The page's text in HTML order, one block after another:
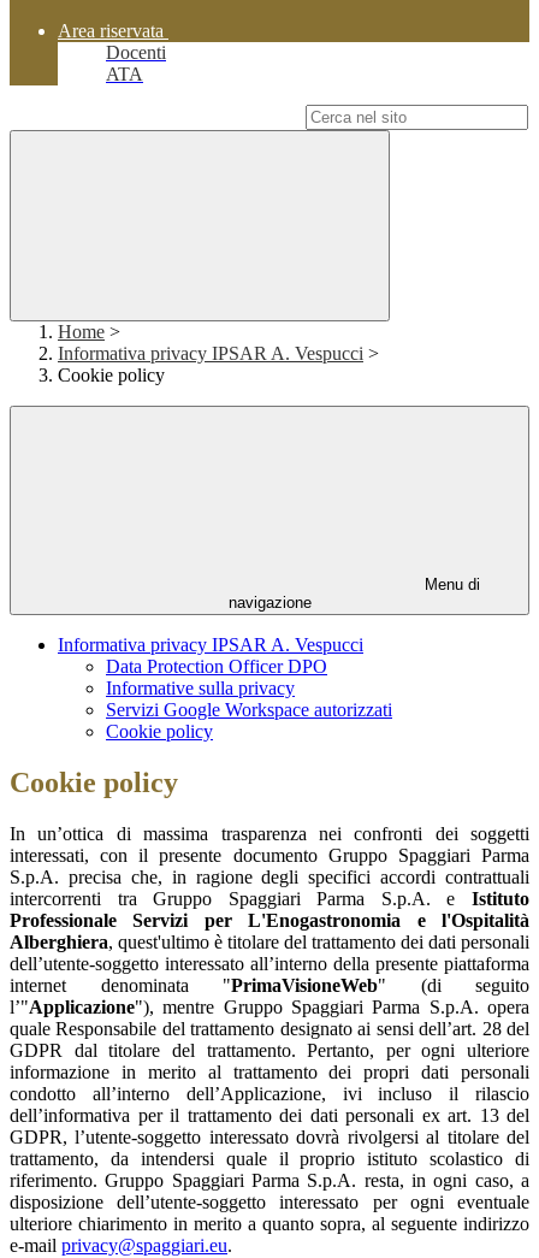
Area riservata
Docenti
ATA
Home >
Informativa privacy IPSAR A. Vespucci >
Cookie policy
Menu di
navigazione
Informativa privacy IPSAR A. Vespucci
Data Protection Officer DPO
Informative sulla privacy
Servizi Google Workspace autorizzati
Cookie policy
Cookie policy
In un’ottica di massima trasparenza nei confronti dei soggetti
interessati, con il presente documento Gruppo Spaggiari Parma
S.p.A. precisa che, in ragione degli specifici accordi contrattuali
intercorrenti tra Gruppo Spaggiari Parma S.p.A. e Istituto
Professionale Servizi per L'Enogastronomia e l'Ospitalità
Alberghiera, quest'ultimo è titolare del trattamento dei dati personali
dell’utente-soggetto interessato all’interno della presente piattaforma
internet denominata "PrimaVisioneWeb" (di seguito
l’"Applicazione"), mentre Gruppo Spaggiari Parma S.p.A. opera
quale Responsabile del trattamento designato ai sensi dell’art. 28 del
GDPR dal titolare del trattamento. Pertanto, per ogni ulteriore
informazione in merito al trattamento dei propri dati personali
condotto all’interno dell’Applicazione, ivi incluso il rilascio
dell’informativa per il trattamento dei dati personali ex art. 13 del
GDPR, l’utente-soggetto interessato dovrà rivolgersi al titolare del
trattamento, da intendersi quale il proprio istituto scolastico di
riferimento. Gruppo Spaggiari Parma S.p.A. resta, in ogni caso, a
disposizione dell’utente-soggetto interessato per ogni eventuale
ulteriore chiarimento in merito a quanto sopra, al seguente indirizzo
e-mail privacy@spaggiari.eu.